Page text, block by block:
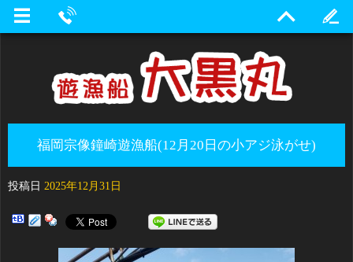
福岡宗像鐘崎遊漁船(12月20日の小アジ泳がせ)
投稿日 2025年12月31日